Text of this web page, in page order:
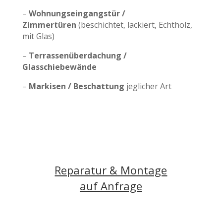
– Wohnungseingangstür /
Zimmertüren (beschichtet, lackiert, Echtholz,
mit Glas)
– Terrassenüberdachung /
Glasschiebewände
– Markisen / Beschattung jeglicher Art
Reparatur & Montage
auf Anfrage